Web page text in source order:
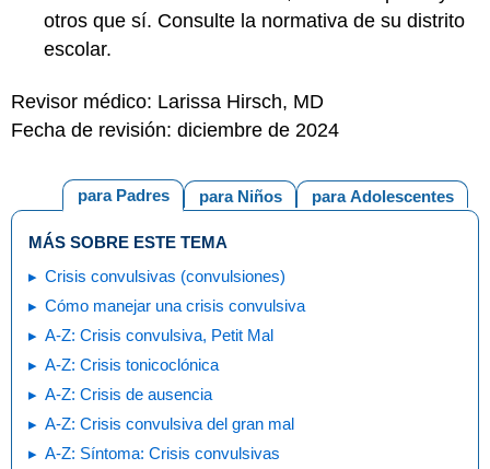
otros que sí. Consulte la normativa de su distrito
escolar.
Revisor médico: Larissa Hirsch, MD
Fecha de revisión: diciembre de 2024
para Adolescentes
para Niños
para Padres
MÁS SOBRE ESTE TEMA
Crisis convulsivas (convulsiones)
Cómo manejar una crisis convulsiva
A-Z: Crisis convulsiva, Petit Mal
A-Z: Crisis tonicoclónica
A-Z: Crisis de ausencia
A-Z: Crisis convulsiva del gran mal
A-Z: Síntoma: Crisis convulsivas